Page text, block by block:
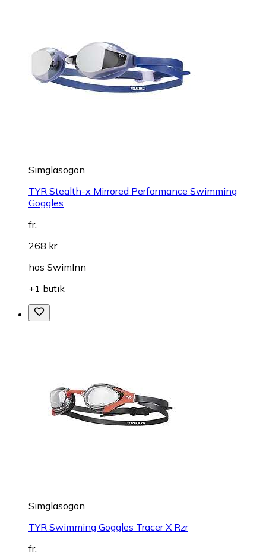
Simglasögon
TYR Stealth-x Mirrored Performance Swimming
Goggles
fr.
268 kr
hos SwimInn
+1 butik
Simglasögon
TYR Swimming Goggles Tracer X Rzr
fr.